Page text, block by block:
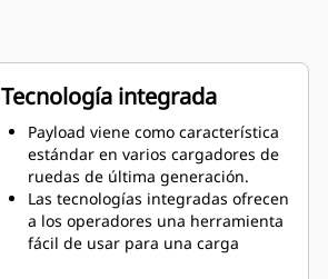
Tecnología integrada
Payload viene como característica
estándar en varios cargadores de
ruedas de última generación.
Las tecnologías integradas ofrecen
a los operadores una herramienta
fácil de usar para una carga